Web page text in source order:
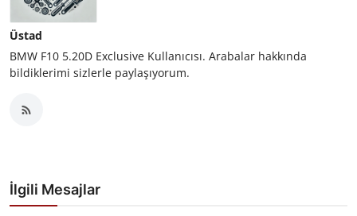
Üstad
BMW F10 5.20D Exclusive Kullanıcısı. Arabalar hakkında
bildiklerimi sizlerle paylaşıyorum.
İlgili Mesajlar